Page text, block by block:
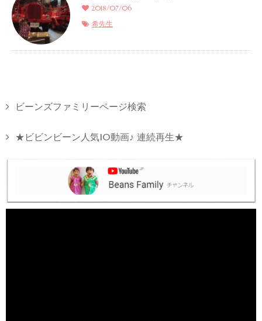
2018/07/06
希先生
ビーンズファミリーページ検索
★ビビンビーン人気10動画♪ 連続再生★